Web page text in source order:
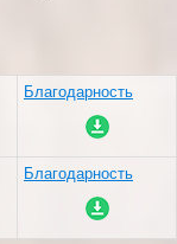
Благодарность
Благодарность